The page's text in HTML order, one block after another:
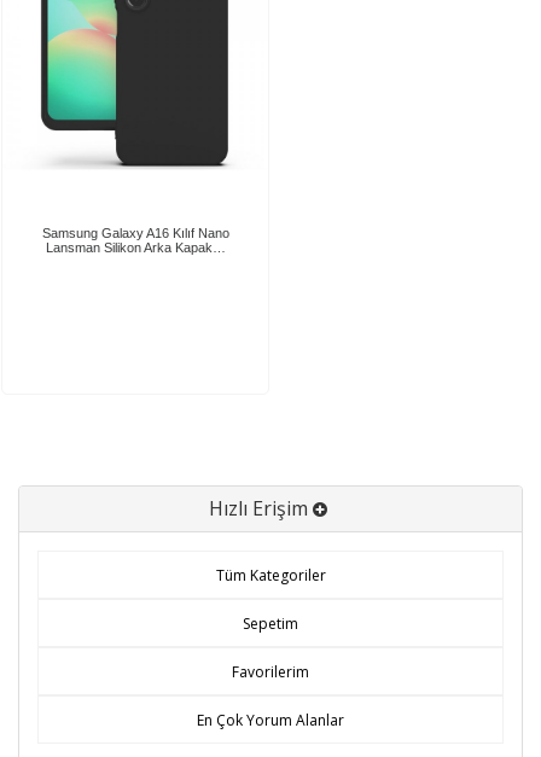
Samsung Galaxy A16 Kılıf Nano
Lansman Silikon Arka Kapak…
Hızlı Erişim
Tüm Kategoriler
Sepetim
Favorilerim
En Çok Yorum Alanlar